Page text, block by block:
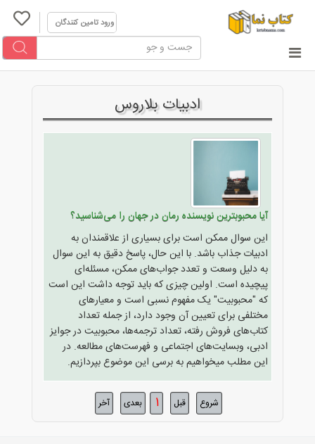
ورود تامین کنندگان
ادبیات بلاروس
آیا محبوبترین نویسنده رمان در جهان را می‌شناسید؟
این سوال ممکن است برای بسیاری از علاقمندان به
ادبیات جذاب باشد. با این حال، پاسخ دقیق به این سوال
به دلیل وسعت و تعدد جواب‌های ممکن، مسئله‌ای
پیچیده است. اولین چیزی که باید توجه داشت این است
که "محبوبیت" یک مفهوم نسبی است و معیارهای
مختلفی برای تعیین آن وجود دارد، از جمله تعداد
کتاب‌های فروش رفته، تعداد ترجمه‌ها، محبوبیت در جوایز
ادبی، وبسایت‌های اجتماعی و فهرست‌های مطالعه. در
این مطلب میخواهیم به برسی این موضوع بپردازیم.
شروع قبل 1 بعدی آخر